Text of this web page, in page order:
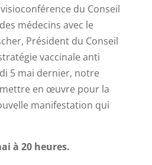
du Conseil
médecins avec le
Président du Conseil
vaccinale anti
5 mai dernier, notre
en œuvre pour la
manifestation qui
à 20 heures.